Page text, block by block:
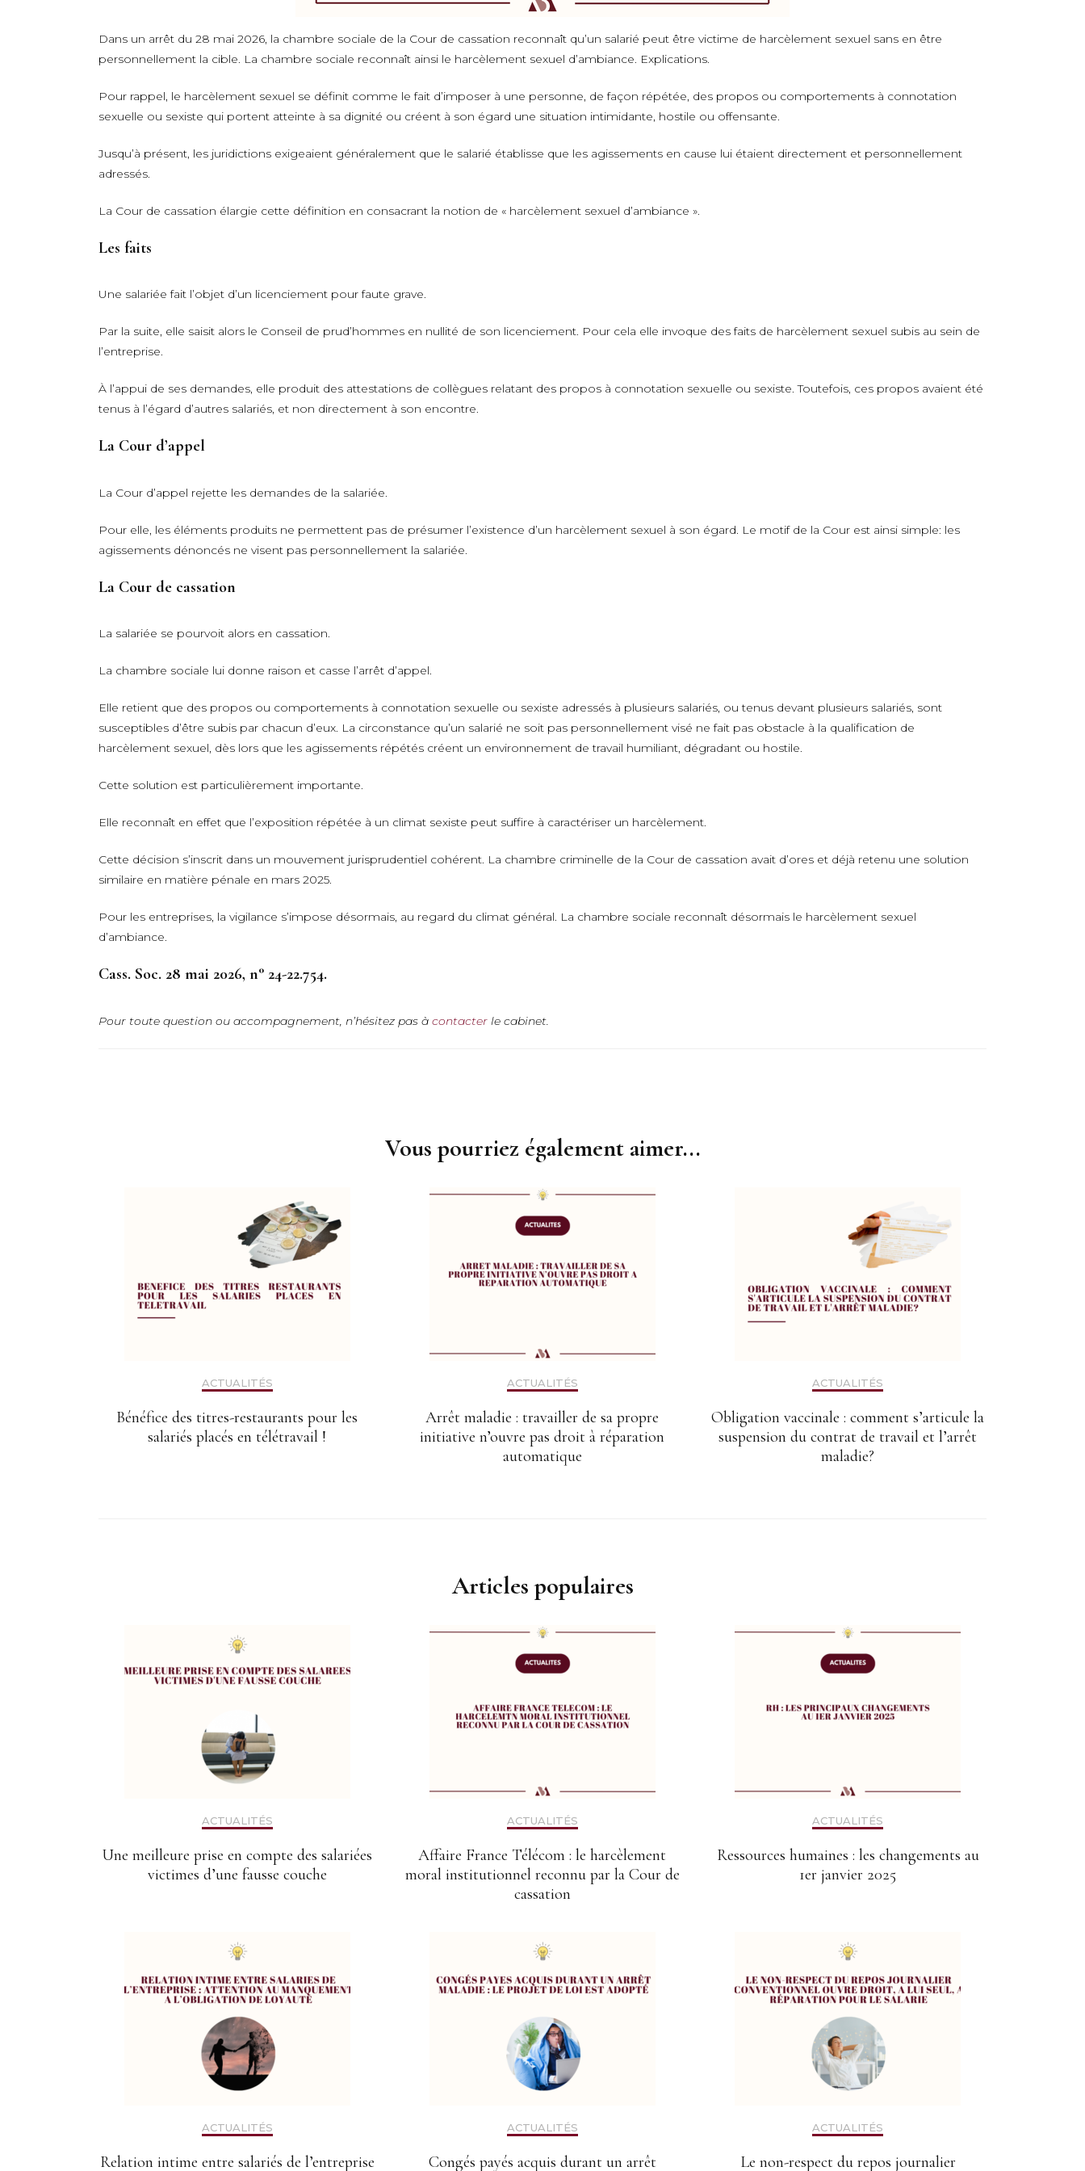
Dans un arrêt du 28 mai 2026, la chambre sociale de la Cour de cassation reconnaît qu’un salarié peut être victime de harcèlement sexuel sans en être
personnellement la cible. La chambre sociale reconnaît ainsi le harcèlement sexuel d’ambiance. Explications.
Pour rappel, le harcèlement sexuel se définit comme le fait d’imposer à une personne, de façon répétée, des propos ou comportements à connotation
sexuelle ou sexiste qui portent atteinte à sa dignité ou créent à son égard une situation intimidante, hostile ou offensante.
Jusqu’à présent, les juridictions exigeaient généralement que le salarié établisse que les agissements en cause lui étaient directement et personnellement
adressés.
La Cour de cassation élargie cette définition en consacrant la notion de « harcèlement sexuel d’ambiance ».
Les faits
Une salariée fait l’objet d’un licenciement pour faute grave.
Par la suite, elle saisit alors le Conseil de prud’hommes en nullité de son licenciement. Pour cela elle invoque des faits de harcèlement sexuel subis au sein de
l’entreprise.
À l’appui de ses demandes, elle produit des attestations de collègues relatant des propos à connotation sexuelle ou sexiste. Toutefois, ces propos avaient été
tenus à l’égard d’autres salariés, et non directement à son encontre.
La Cour d’appel
La Cour d’appel rejette les demandes de la salariée.
Pour elle, les éléments produits ne permettent pas de présumer l’existence d’un harcèlement sexuel à son égard. Le motif de la Cour est ainsi simple: les
agissements dénoncés ne visent pas personnellement la salariée.
La Cour de cassation
La salariée se pourvoit alors en cassation.
La chambre sociale lui donne raison et casse l’arrêt d’appel.
Elle retient que des propos ou comportements à connotation sexuelle ou sexiste adressés à plusieurs salariés, ou tenus devant plusieurs salariés, sont
susceptibles d’être subis par chacun d’eux. La circonstance qu’un salarié ne soit pas personnellement visé ne fait pas obstacle à la qualification de
harcèlement sexuel, dès lors que les agissements répétés créent un environnement de travail humiliant, dégradant ou hostile.
Cette solution est particulièrement importante.
Elle reconnaît en effet que l’exposition répétée à un climat sexiste peut suffire à caractériser un harcèlement.
Cette décision s’inscrit dans un mouvement jurisprudentiel cohérent. La chambre criminelle de la Cour de cassation avait d’ores et déjà retenu une solution
similaire en matière pénale en mars 2025.
Pour les entreprises, la vigilance s’impose désormais, au regard du climat général. La chambre sociale reconnaît désormais le harcèlement sexuel
d’ambiance.
Cass. Soc. 28 mai 2026, n° 24-22.754.
Pour toute question ou accompagnement, n’hésitez pas à contacter le cabinet.
Vous pourriez également aimer...
ACTUALITÉS
Bénéfice des titres-restaurants pour les
salariés placés en télétravail !
ACTUALITÉS
Arrêt maladie : travailler de sa propre
initiative n’ouvre pas droit à réparation
automatique
ACTUALITÉS
Obligation vaccinale : comment s’articule la
suspension du contrat de travail et l’arrêt
maladie?
Articles populaires
ACTUALITÉS
Une meilleure prise en compte des salariées
victimes d’une fausse couche
ACTUALITÉS
Affaire France Télécom : le harcèlement
moral institutionnel reconnu par la Cour de
cassation
ACTUALITÉS
Ressources humaines : les changements au
1er janvier 2025
ACTUALITÉS
Relation intime entre salariés de l’entreprise
ACTUALITÉS
Congés payés acquis durant un arrêt
ACTUALITÉS
Le non-respect du repos journalier